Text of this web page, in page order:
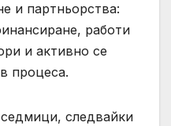
и партньорства:
работи
и активно се
процеса.
следвайки